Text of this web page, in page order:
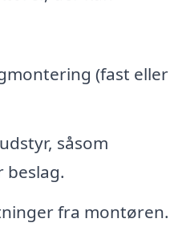
(fast eller
såsom
beslag.
fra montøren.